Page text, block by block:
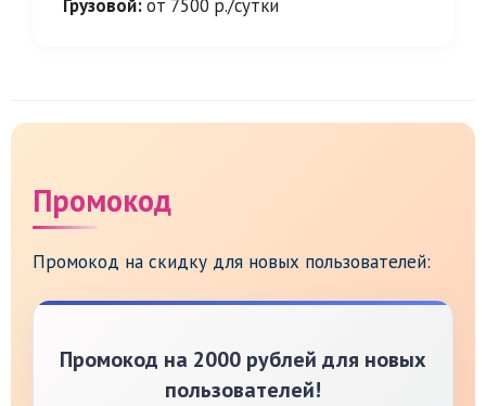
Грузовой:от 7500 р./сутки
Промокод
Промокод на скидку для новых пользователей:
Промокод на 2000 рублей для новых
пользователей!